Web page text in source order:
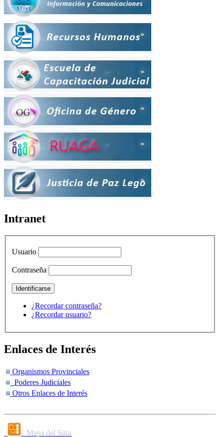
Intranet
Usuario
Contraseña
¿Recordar contraseña?
¿Recordar usuario?
Enlaces de Interés
Organismos Provinciales
Poderes Judiciales
Otros Enlaces de Interés
Mapa del Sitio